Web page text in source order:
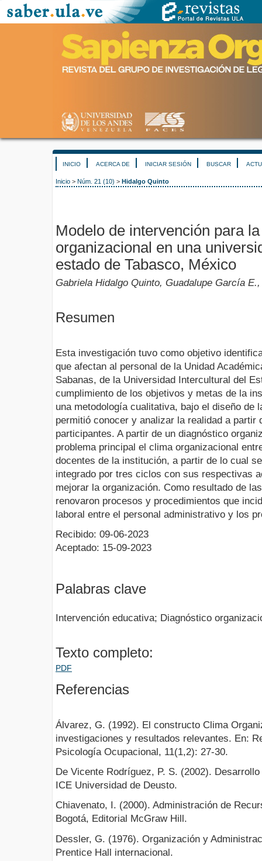
INICIO ACERCA DE INICIAR SESIÓN BUSCAR
Inicio > Núm. 21 (10) > Hidalgo Quinto
Modelo de intervención para
organizacional en una
estado de Tabasco, México
Gabriela Hidalgo Quinto, Guadalupe García
Resumen
Esta investigación tuvo como objetivo
que afectan al personal de la Unidad
Sabanas, de la Universidad Intercultural del
cumplimiento de los objetivos y metas de la
una metodología cualitativa, bajo el diseño de
permitió conocer y analizar la realidad a partir
participantes. A partir de un diagnóstico
problema principal el clima organizacional
docentes de la institución, a partir de lo cual
integrado por tres ciclos con sus respectivas
mejorar la organización. Como resultado de
renovaron procesos y procedimientos que
laboral entre el personal administrativo y los
Recibido: 09-06-2023
Aceptado: 15-09-2023
Palabras clave
Intervención educativa; Diagnóstico
Texto completo:
PDF
Referencias
Álvarez, G. (1992). El constructo Clima
investigaciones y resultados relevantes. En:
Psicología Ocupacional, 11(1,2): 27-30.
De Vicente Rodríguez, P. S. (2002).
ICE Universidad de Deusto.
Chiavenato, I. (2000). Administración de
Bogotá, Editorial McGraw Hill.
Dessler, G. (1976). Organización y
Prentice Hall internacional.